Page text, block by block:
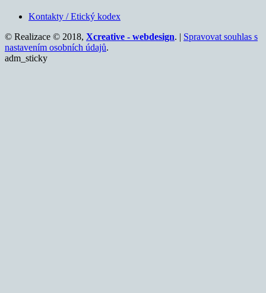
Kontakty / Etický kodex
© Realizace © 2018, Xcreative - webdesign. | Spravovat souhlas s
nastavením osobních údajů.
adm_sticky